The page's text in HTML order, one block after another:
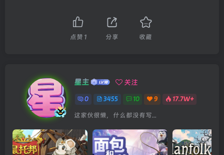
点赞 1 分享 收藏
星主 关注
0 3455 10 9 17.7W+
这家伙很懒，什么都没有写...